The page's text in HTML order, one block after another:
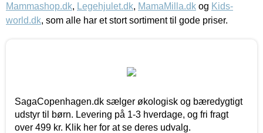
Mammashop.dk, Legehjulet.dk, MamaMilla.dk og Kids-
world.dk, som alle har et stort sortiment til gode priser.
SagaCopenhagen.dk sælger økologisk og bæredygtigt
udstyr til børn. Levering på 1-3 hverdage, og fri fragt
over 499 kr. Klik her for at se deres udvalg.